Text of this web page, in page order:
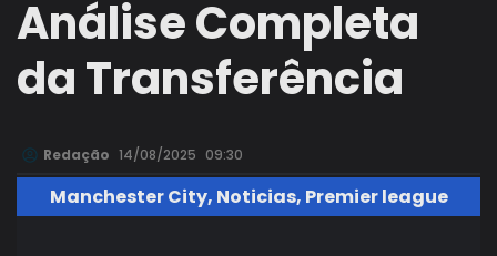
Análise Completa
da Transferência
Redação 14/08/2025 09:30
Manchester City, Noticias, Premier league